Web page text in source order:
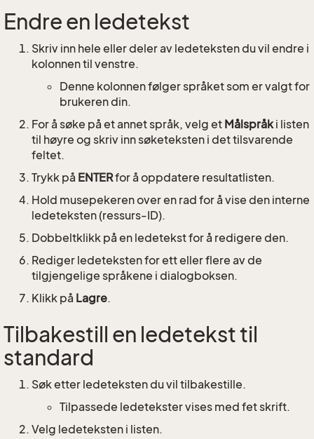
Endre en ledetekst
Skriv inn hele eller deler av ledeteksten du vil endre i
kolonnen til venstre.
Denne kolonnen følger språket som er valgt for
brukeren din.
For å søke på et annet språk, velg et Målspråki listen
til høyre og skriv inn søketeksten i det tilsvarende
feltet.
Trykk på ENTERfor å oppdatere resultatlisten.
Hold musepekeren over en rad for å vise den interne
ledeteksten (ressurs-ID).
Dobbeltklikk på en ledetekst for å redigere den.
Rediger ledeteksten for ett eller flere av de
tilgjengelige språkene i dialogboksen.
Klikk på Lagre.
Tilbakestill en ledetekst til
standard
Søk etter ledeteksten du vil tilbakestille.
Tilpassede ledetekster vises med fet skrift.
Velg ledeteksten i listen.